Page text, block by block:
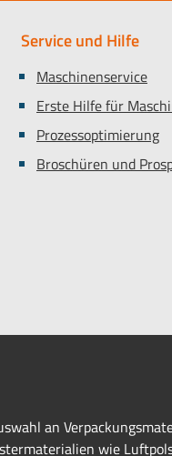
Service und Hilfe
Maschinenservice
Erste Hilfe für
Prozessoptimierung
Broschüren und
an
wie